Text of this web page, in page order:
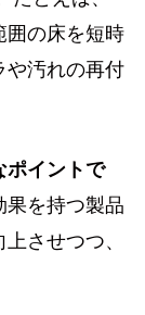
囲の床を短時
や汚れの再付
ポイントで
果を持つ製品
させつつ、